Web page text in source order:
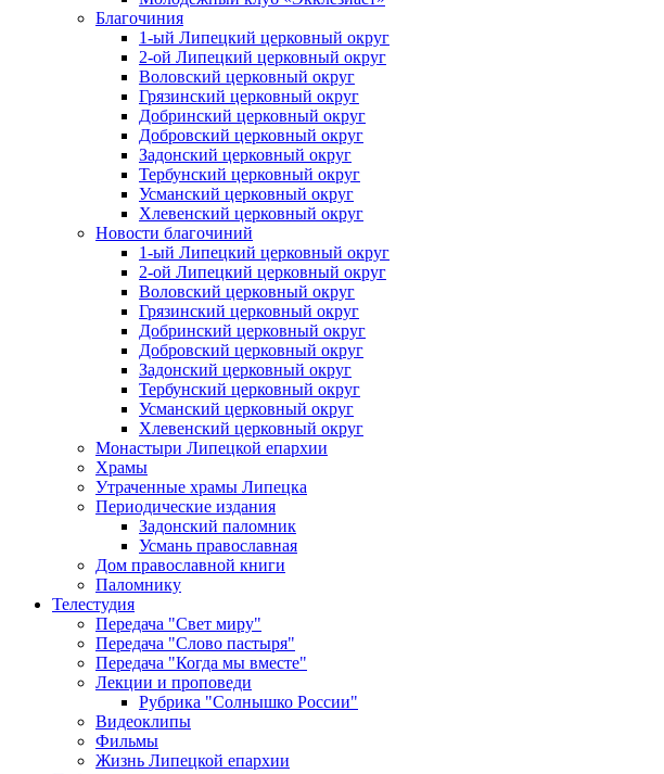
Благочиния
1-ый Липецкий церковный округ
2-ой Липецкий церковный округ
Воловский церковный округ
Грязинский церковный округ
Добринский церковный округ
Добровский церковный округ
Задонский церковный округ
Тербунский церковный округ
Усманский церковный округ
Хлевенский церковный округ
Новости благочиний
1-ый Липецкий церковный округ
2-ой Липецкий церковный округ
Воловский церковный округ
Грязинский церковный округ
Добринский церковный округ
Добровский церковный округ
Задонский церковный округ
Тербунский церковный округ
Усманский церковный округ
Хлевенский церковный округ
Монастыри Липецкой епархии
Храмы
Утраченные храмы Липецка
Периодические издания
Задонский паломник
Усмань православная
Дом православной книги
Паломнику
Телестудия
Передача "Свет миру"
Передача "Слово пастыря"
Передача "Когда мы вместе"
Лекции и проповеди
Рубрика "Солнышко России"
Видеоклипы
Фильмы
Жизнь Липецкой епархии